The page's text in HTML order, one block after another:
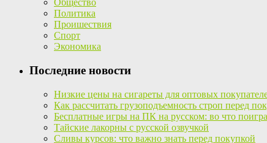
Общество
Политика
Проишествия
Спорт
Экономика
Последние новости
Низкие цены на сигареты для оптовых
Как рассчитать грузоподъемность строп перед
Бесплатные игры на ПК на русском: во что
Тайские лакорны с русской озвучкой
Сливы курсов: что важно знать перед покупкой